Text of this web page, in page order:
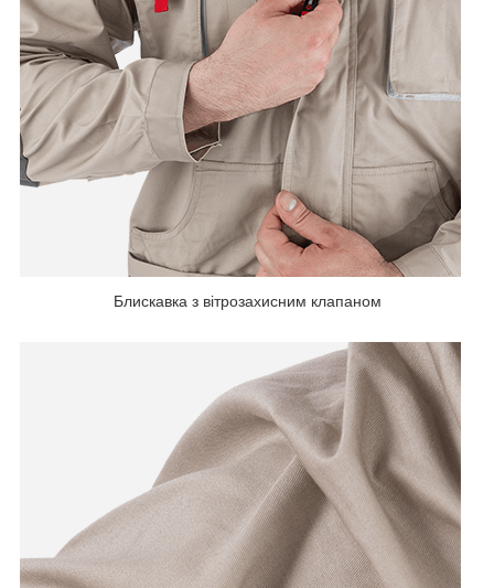
Блискавка з вітрозахисним клапаном